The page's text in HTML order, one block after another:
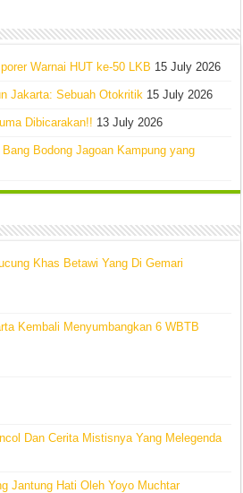
Warnai HUT ke-50 LKB 15 July 2026
Jakarta: Sebuah Otokritik 15 July 2026
Dibicarakan!! 13 July 2026
Bodong Jagoan Kampung yang
Khas Betawi Yang Di Gemari
Kembali Menyumbangkan 6 WBTB
Dan Cerita Mistisnya Yang Melegenda
Jantung Hati Oleh Yoyo Muchtar